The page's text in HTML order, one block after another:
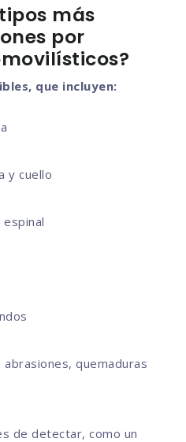
más
por
que incluyen:
y cuello
quemaduras
de detectar, como un